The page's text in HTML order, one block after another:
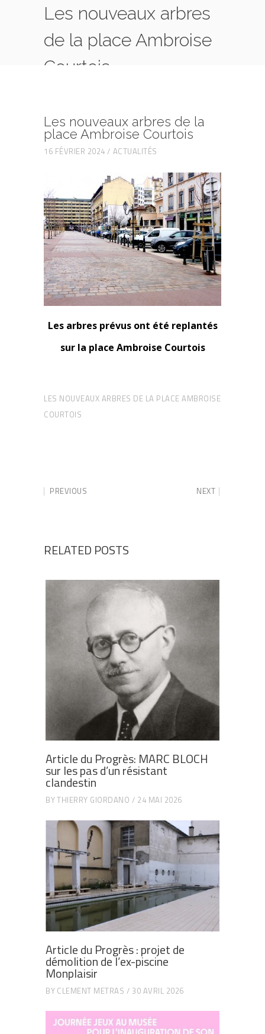
Les nouveaux arbres
de la place Ambroise
Courtois
Les nouveaux arbres de la
place Ambroise Courtois
16 FÉVRIER 2024 ACTUALITÉS
Les arbres prévus ont été replantés
sur la place Ambroise Courtois
LES NOUVEAUX ARBRES DE LA PLACE AMBROISE
COURTOIS
PREVIOUS NEXT
RELATED POSTS
Article du Progrès: MARC BLOCH
sur les pas d’un résistant
clandestin
BYTHIERRY GIORDANO 24 MAI 2026
Article du Progrès : projet de
démolition de l’ex-piscine
Monplaisir
BY CLEMENT METRAS 30 AVRIL 2026